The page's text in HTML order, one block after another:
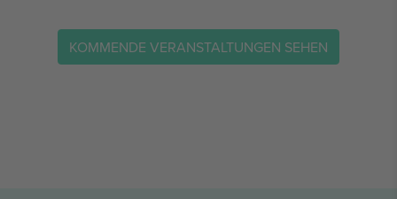
KOMMENDE VERANSTALTUNGEN SEHEN